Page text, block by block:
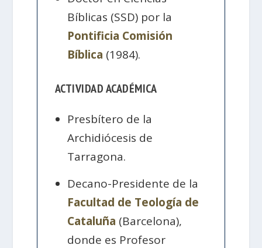
Bíblicas (SSD) por la
Pontificia Comisión
Bíblica (1984).
ACTIVIDAD ACADÉMICA
Presbítero de la
Archidiócesis de
Tarragona.
Decano-Presidente de la
Facultad de Teología de
Cataluña (Barcelona),
donde es Profesor